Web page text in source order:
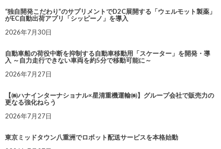
“独自開発こだわり”のサプリメントでD2C展開する「ウェルモット製薬」
がEC自動出荷アプリ「シッピーノ」を導入
2026年7月30日
自動車船の荷役中断を抑制する自動車移動用「スケーター」を開発・導
入 ～自力走行できない車両を約5分で移動可能に～
2026年7月27日
【㈱ハナインターナショナル×星清重機運輸㈱】グループ会社で販売力の
更なる強化ねらう
2026年7月27日
東京ミッドタウン八重洲でロボット配送サービスを本格始動